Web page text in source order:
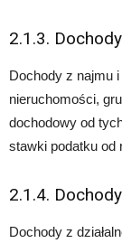
2.1.3.
Dochody z najmu
nieruchomości,
dochodowy od
stawki podatku od
2.1.4.
Dochody z